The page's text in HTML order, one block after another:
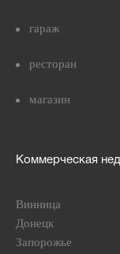
гараж
ресторан
магазин
Коммерческая
Винница
Донецк
Запорожье